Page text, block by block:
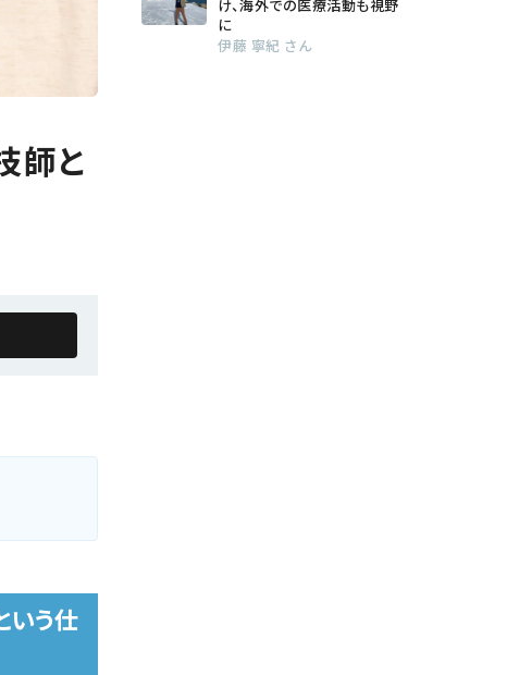
師と
いう仕
け、海外での医療活動も視野
に
伊藤 寧紀 さん